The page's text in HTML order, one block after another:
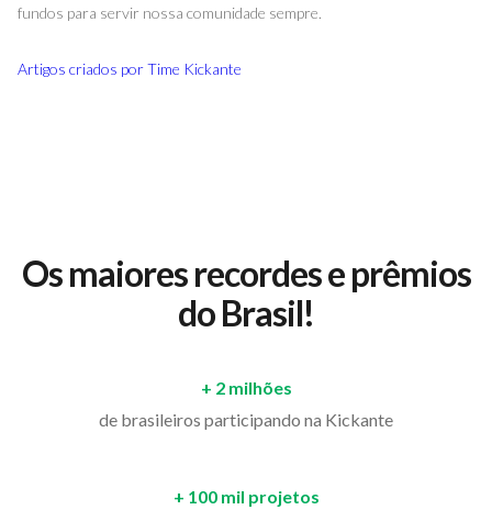
fundos para servir nossa comunidade sempre.
Artigos criados porTime Kickante
Os maiores recordes e prêmios
do Brasil!
+ 2 milhões
de brasileiros participando na Kickante
+ 100 mil projetos